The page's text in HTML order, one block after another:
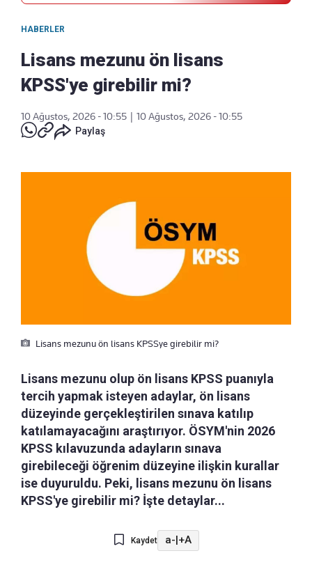
HABERLER
Lisans mezunu ön lisans
KPSS'ye girebilir mi?
10 Ağustos, 2026 - 10:55
10 Ağustos, 2026 - 10:55
Paylaş
Lisans mezunu ön lisans KPSSye girebilir mi?
Lisans mezunu olup ön lisans KPSS puanıyla
tercih yapmak isteyen adaylar, ön lisans
düzeyinde gerçekleştirilen sınava katılıp
katılamayacağını araştırıyor. ÖSYM'nin 2026
KPSS kılavuzunda adayların sınava
girebileceği öğrenim düzeyine ilişkin kurallar
ise duyuruldu. Peki, lisans mezunu ön lisans
KPSS'ye girebilir mi? İşte detaylar...
Kaydet a-|+A